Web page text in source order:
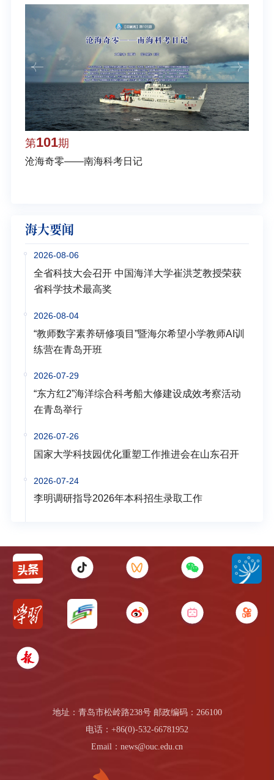
第101期
沧海奇零——南海科考日记
海大要闻
2026-08-06
全省科技大会召开 中国海洋大学崔洪芝教授荣获
省科学技术最高奖
2026-08-04
“教师数字素养研修项目”暨海尔希望小学教师AI训
练营在青岛开班
2026-07-29
“东方红2”海洋综合科考船大修建设成效考察活动
在青岛举行
2026-07-26
国家大学科技园优化重塑工作推进会在山东召开
2026-07-24
李明调研指导2026年本科招生录取工作
地址：青岛市松岭路238号 邮政编码：266100
电话：+86(0)-532-66781952
Email：news@ouc.edu.cn